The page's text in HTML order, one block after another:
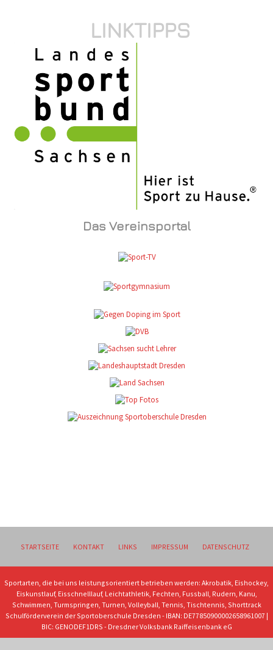
LINKTIPPS
Das Vereinsportal
STARTSEITE KONTAKT LINKS IMPRESSUM DATENSCHUTZ
Sportarten, die bei uns leistungsorientiert betrieben werden: Akrobatik, Eishockey,
Eiskunstlauf, Eisschnelllauf, Leichtathletik, Fechten, Fussball, Rudern, Kanu,
Schwimmen, Turmspringen, Turnen, Volleyball, Tennis, Tischtennis, Shorttrack
Schulförderverein der Sportoberschule Dresden - IBAN: DE77850900002658961007 |
BIC: GENODEF1DRS - Dresdner Volksbank Raiffeisenbank eG